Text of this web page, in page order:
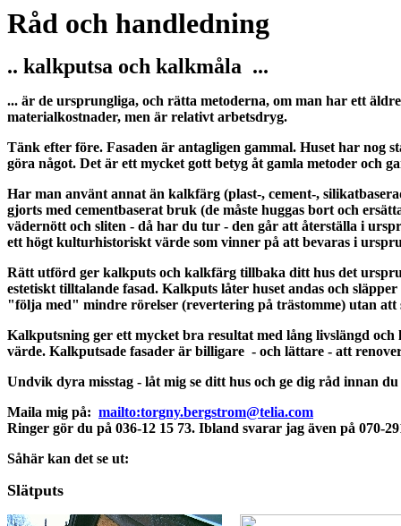
Råd och handledning
.. kalkputsa och kalkmåla ...
... är de ursprungliga, och rätta metoderna, om man har ett
materialkostnader, men är relativt arbetsdryg.
Tänk efter före. Fasaden är antagligen gammal. Huset har nog
göra något. Det är ett mycket gott betyg åt gamla metoder och
Har man använt annat än kalkfärg (plast-, cement-,
gjorts med cementbaserat bruk (de måste huggas bort och
vädernött och sliten - då har du tur - den går att återställa i
ett högt kulturhistoriskt värde som vinner på att bevaras i
Rätt utförd ger kalkputs och kalkfärg tillbaka ditt hus det
estetiskt tilltalande fasad. Kalkputs låter huset andas och
"följa med" mindre rörelser (revertering på trästomme) utan
Kalkputsning ger ett mycket bra resultat med lång livslängd och
värde. Kalkputsade fasader är billigare - och lättare - att
Undvik dyra misstag - låt mig se ditt hus och ge dig råd innan
Maila mig på: mailto:torgny.bergstrom@telia.com
Ringer gör du på 036-12 15 73. Ibland svarar jag även på 070-
Såhär kan det se ut:
Slätputs